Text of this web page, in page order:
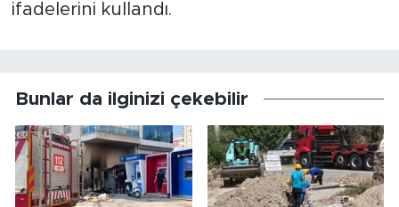
ifadelerini kullandı.
Bunlar da ilginizi çekebilir